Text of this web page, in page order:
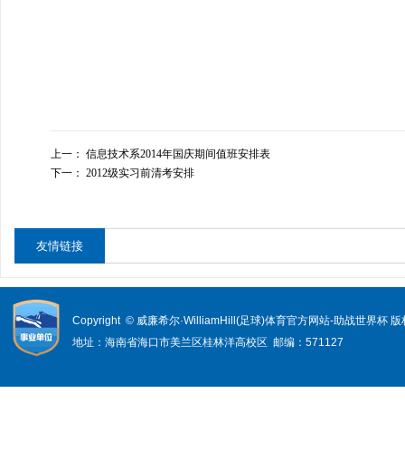
上一： 信息技术系2014年国庆期间值班安排表
下一： 2012级实习前清考安排
友情链接
Copyright © 威廉希尔·WilliamHill(足球)体育官方网站-助战世界杯
地址：海南省海口市美兰区桂林洋高校区 邮编：571127